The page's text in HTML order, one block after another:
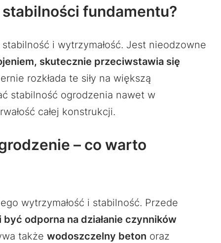
fundamentu?
i wytrzymałość. Jest nieodzowne
skutecznie przeciwstawia się
rozkłada te siły na większą
stabilność ogrodzenia nawet w
całej konstrukcji.
– co warto
wytrzymałość i stabilność. Przede
być odporna na działanie czynników
także wodoszczelny beton oraz